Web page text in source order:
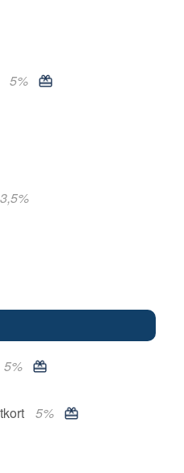
5%
5%
5%